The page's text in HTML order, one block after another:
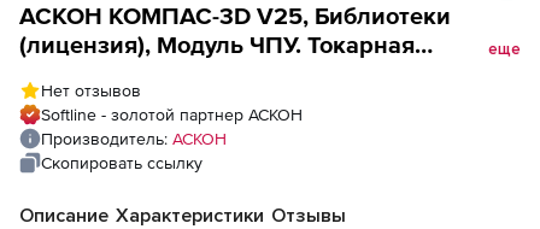
АСКОН КОМПАС-3D V25, Библиотеки
(лицензия), Модуль ЧПУ. Токарная
еще
Нет отзывов
Softline - золотой партнер АСКОН
Производитель: АСКОН
Скопировать ссылку
Описание Характеристики Отзывы